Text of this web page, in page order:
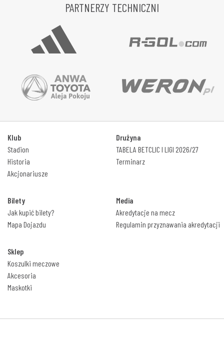
PARTNERZY TECHNICZNI
Klub
Stadion
Historia
Akcjonariusze
Drużyna
TABELA BETCLIC I LIGI 2026/27
Terminarz
Bilety
Jak kupić bilety?
Mapa Dojazdu
Media
Akredytacje na mecz
Regulamin przyznawania akredytacji
Sklep
Koszulki meczowe
Akcesoria
Maskotki